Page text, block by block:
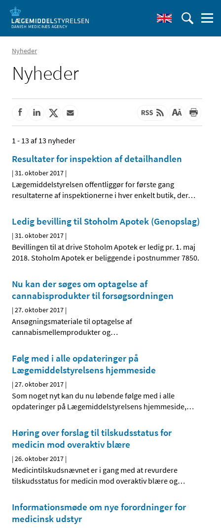
Nyheder
Nyheder
1 - 13 af 13 nyheder
Resultater for inspektion af detailhandlen
|31. oktober 2017 |
Lægemiddelstyrelsen offentliggør for første gang
resultaterne af inspektionerne i hver enkelt butik, der…
Ledig bevilling til Stoholm Apotek (Genopslag)
|31. oktober 2017 |
Bevillingen til at drive Stoholm Apotek er ledig pr. 1. maj
2018. Stoholm Apotek er beliggende i postnummer 7850.
Nu kan der søges om optagelse af
cannabisprodukter til forsøgsordningen
|27. oktober 2017 |
Ansøgningsmateriale til optagelse af
cannabismellemprodukter og…
Følg med i alle opdateringer på
Lægemiddelstyrelsens hjemmeside
|27. oktober 2017 |
Som noget nyt kan du nu løbende følge med i alle
opdateringer på Lægemiddelstyrelsens hjemmeside,…
Høring over forslag til tilskudsstatus for
medicin mod overaktiv blære
|26. oktober 2017 |
Medicintilskudsnævnet er i gang med at revurdere
tilskudsstatus for medicin mod overaktiv blære og…
Informationsmøde om nye forordninger for
medicinsk udstyr